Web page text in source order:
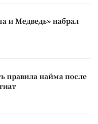
и Медведь» набрал
правила найма после